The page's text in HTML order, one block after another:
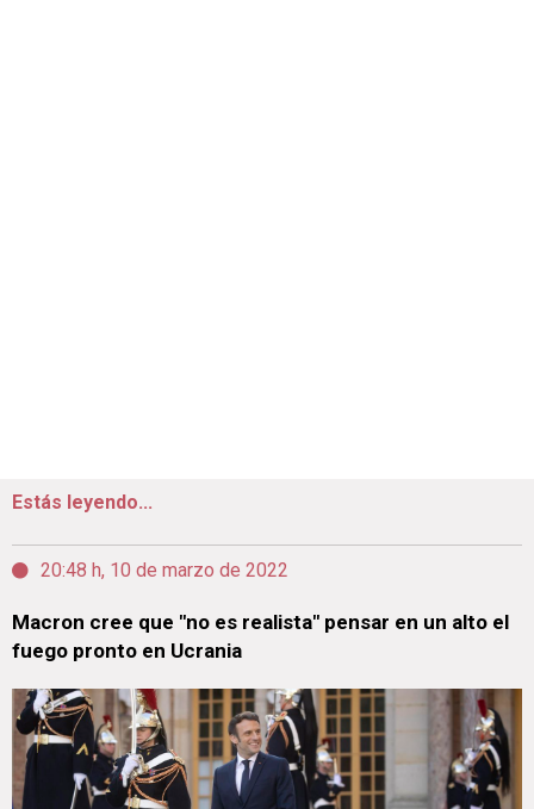
Estás leyendo...
20:48 h, 10 de marzo de 2022
Macron cree que "no es realista" pensar en un alto el
fuego pronto en Ucrania